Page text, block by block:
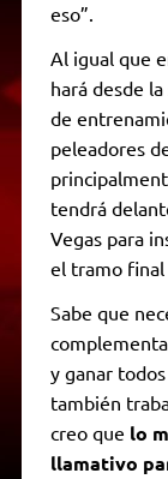
eso”.
Al igual que
hará desde
de
peleadores
tendrá
Vegas para
el tramo final
Sabe que
y ganar
también
creo que lo
llamativo